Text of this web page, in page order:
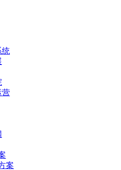
统
营
案